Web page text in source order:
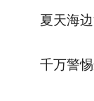
夏天海
千万警